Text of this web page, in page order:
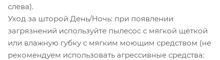
слева).
Уход за шторой День/Ночь: при появлении
загрязнений используйте пылесос с мягкой щёткой
или влажную губку с мягким моющим средством (не
рекомендуем использовать агрессивные средства: